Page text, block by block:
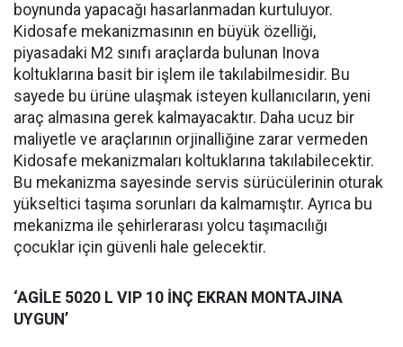
boynunda yapacağı hasarlanmadan kurtuluyor.
Kidosafe mekanizmasının en büyük özelliği,
piyasadaki M2 sınıfı araçlarda bulunan Inova
koltuklarına basit bir işlem ile takılabilmesidir. Bu
sayede bu ürüne ulaşmak isteyen kullanıcıların, yeni
araç almasına gerek kalmayacaktır. Daha ucuz bir
maliyetle ve araçlarının orjinalliğine zarar vermeden
Kidosafe mekanizmaları koltuklarına takılabilecektir.
Bu mekanizma sayesinde servis sürücülerinin oturak
yükseltici taşıma sorunları da kalmamıştır. Ayrıca bu
mekanizma ile şehirlerarası yolcu taşımacılığı
çocuklar için güvenli hale gelecektir.
‘AGİLE 5020 L VIP 10 İNÇ EKRAN MONTAJINA
UYGUN’